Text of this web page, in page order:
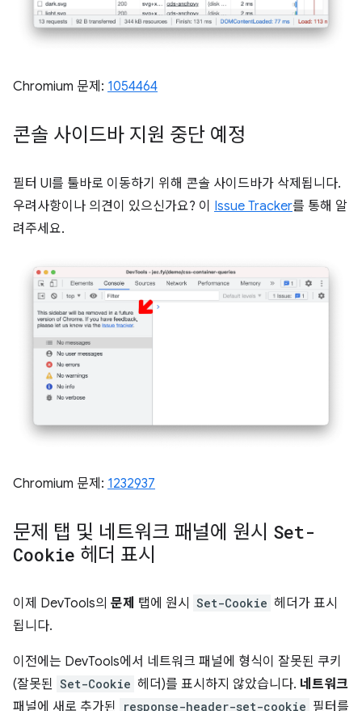
Chromium 문제: 1054464
콘솔 사이드바 지원 중단 예정
필터 UI를 툴바로 이동하기 위해 콘솔 사이드바가 삭제됩니다.
우려사항이나 의견이 있으신가요? 이 Issue Tracker를 통해 알
려주세요.
Chromium 문제: 1232937
문제 탭 및 네트워크 패널에 원시 Set-
Cookie 헤더 표시
이제 DevTools의 문제 탭에 원시 Set-Cookie 헤더가 표시
됩니다.
이전에는 DevTools에서 네트워크 패널에 형식이 잘못된 쿠키
(잘못된 Set-Cookie 헤더)를 표시하지 않았습니다. 네트워크
패널에 새로 추가된
response-header-set-cookie 필터를